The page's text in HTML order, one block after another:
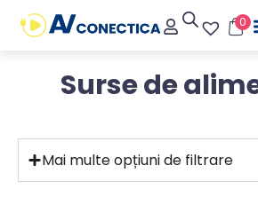
0
Surse de
Mai multe opțiuni de filtrare